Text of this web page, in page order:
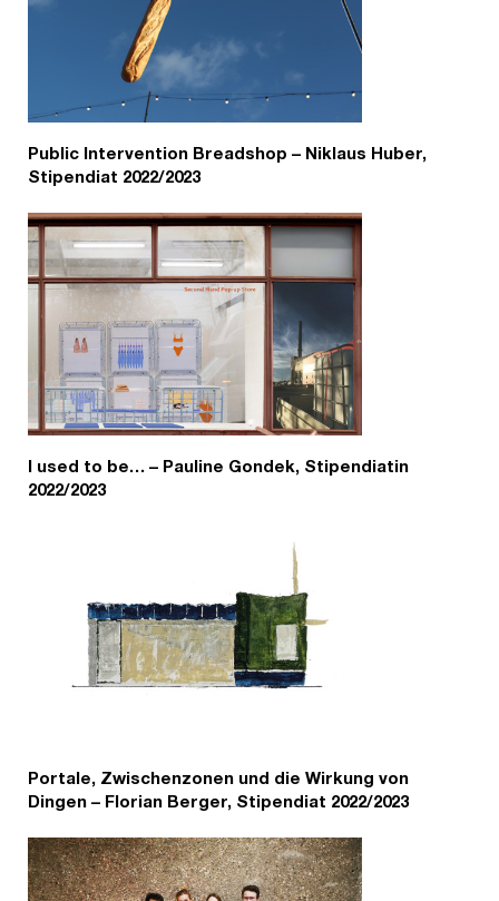
Public Intervention Breadshop – Niklaus Huber,
Stipendiat 2022/2023
I used to be… – Pauline Gondek, Stipendiatin
2022/2023
Portale, Zwischenzonen und die Wirkung von
Dingen – Florian Berger, Stipendiat 2022/2023